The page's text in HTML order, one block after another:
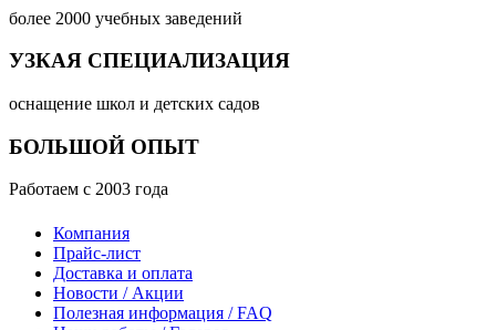
более 2000 учебных заведений
УЗКАЯ СПЕЦИАЛИЗАЦИЯ
оснащение школ и детских садов
БОЛЬШОЙ ОПЫТ
Работаем с 2003 года
Компания
Прайс-лист
Доставка и оплата
Новости / Акции
Полезная информация / FAQ